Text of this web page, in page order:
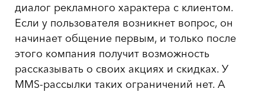
диалог рекламного характера с клиентом.
Если у пользователя возникнет вопрос, он
начинает общение первым, и только после
этого компания получит возможность
рассказывать о своих акциях и скидках. У
MMS-рассылки таких ограничений нет. А